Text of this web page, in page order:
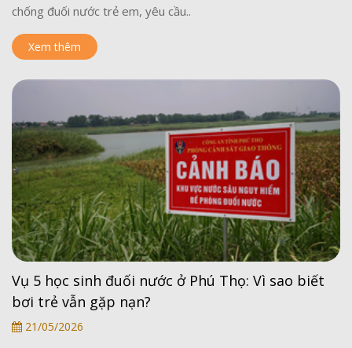
chống đuối nước trẻ em, yêu cầu..
Xem thêm
Vụ 5 học sinh đuối nước ở Phú Thọ: Vì sao biết
bơi trẻ vẫn gặp nạn?
21/05/2026